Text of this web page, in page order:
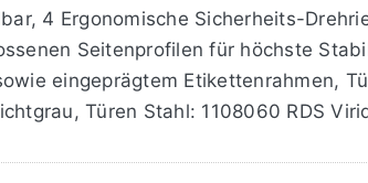
4 Ergonomische Sicherheits-
Seitenprofilen für höchste
eingeprägtem Etikettenrahmen,
Türen Stahl: 1108060 RDS